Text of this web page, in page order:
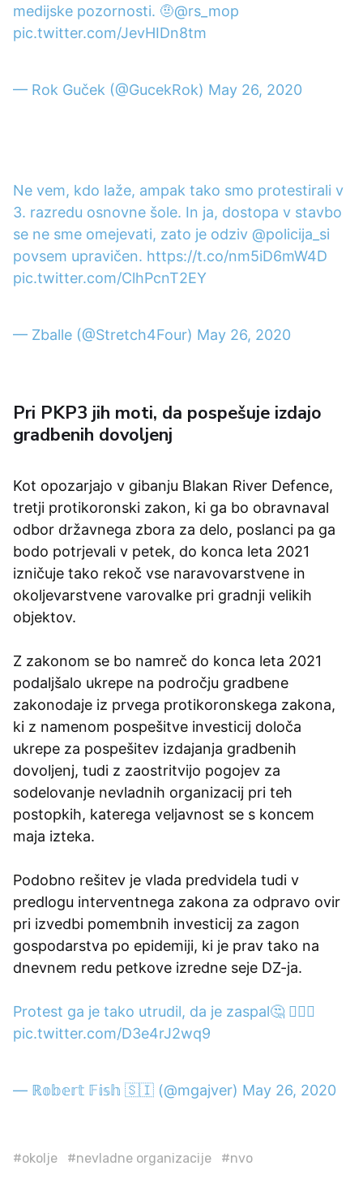
medijske pozornosti. 🤨@rs_mop
pic.twitter.com/JevHIDn8tm
— Rok Guček (@GucekRok) May 26, 2020
Ne vem, kdo laže, ampak tako smo protestirali v
3. razredu osnovne šole. In ja, dostopa v stavbo
se ne sme omejevati, zato je odziv @policija_si
povsem upravičen. https://t.co/nm5iD6mW4D
pic.twitter.com/ClhPcnT2EY
— Zballe (@Stretch4Four) May 26, 2020
Pri PKP3 jih moti, da pospešuje izdajo
gradbenih dovoljenj
Kot opozarjajo v gibanju Blakan River Defence,
tretji protikoronski zakon, ki ga bo obravnaval
odbor državnega zbora za delo, poslanci pa ga
bodo potrjevali v petek, do konca leta 2021
izničuje tako rekoč vse naravovarstvene in
okoljevarstvene varovalke pri gradnji velikih
objektov.
Z zakonom se bo namreč do konca leta 2021
podaljšalo ukrepe na področju gradbene
zakonodaje iz prvega protikoronskega zakona,
ki z namenom pospešitve investicij določa
ukrepe za pospešitev izdajanja gradbenih
dovoljenj, tudi z zaostritvijo pogojev za
sodelovanje nevladnih organizacij pri teh
postopkih, katerega veljavnost se s koncem
maja izteka.
Podobno rešitev je vlada predvidela tudi v
predlogu interventnega zakona za odpravo ovir
pri izvedbi pomembnih investicij za zagon
gospodarstva po epidemiji, ki je prav tako na
dnevnem redu petkove izredne seje DZ-ja.
Protest ga je tako utrudil, da je zaspal🤔 🤦🏻‍♂️
pic.twitter.com/D3e4rJ2wq9
— ℝ𝕠𝕓𝕖𝕣𝕥 𝔽𝕚𝕤𝕙 🇸🇮 (@mgajver) May 26, 2020
#okolje #nevladne organizacije #nvo